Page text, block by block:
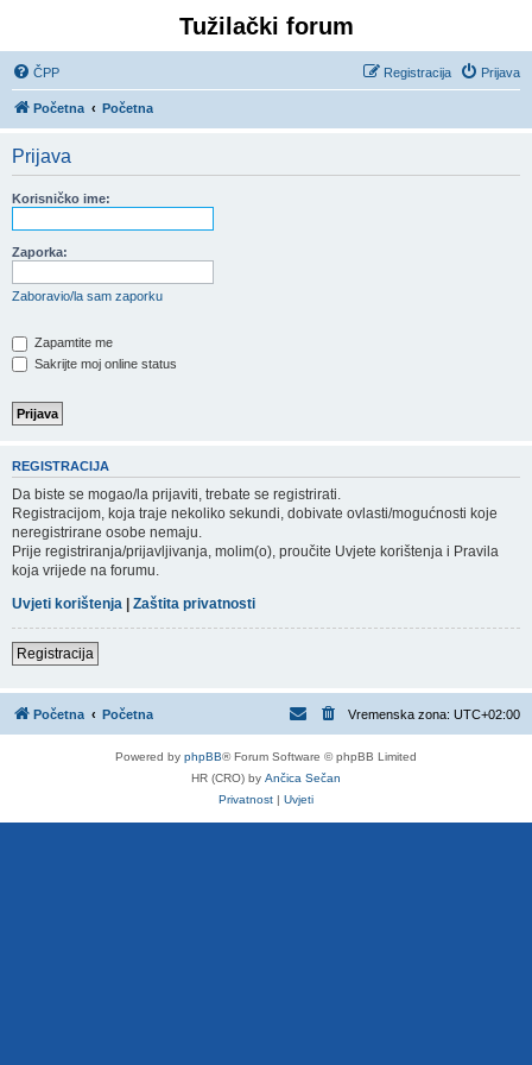
Tužilački forum
ČPP Prijava
Registracija
Početna Početna
Prijava
Korisničko ime:
Zaporka:
Zaboravio/la sam zaporku
Zapamtite me
Sakrijte moj online status
REGISTRACIJA
Da biste se mogao/la prijaviti, trebate se registrirati.
Registracijom, koja traje nekoliko sekundi, dobivate ovlasti/mogućnosti koje
neregistrirane osobe nemaju.
Prije registriranja/prijavljivanja, molim(o), proučite Uvjete korištenja i Pravila
koja vrijede na forumu.
Uvjeti korištenja | Zaštita privatnosti
Registracija
Početna Početna Vremenska zona: UTC+02:00
Powered by phpBB® Forum Software © phpBB Limited
HR (CRO) by Ančica Sečan
Privatnost | Uvjeti